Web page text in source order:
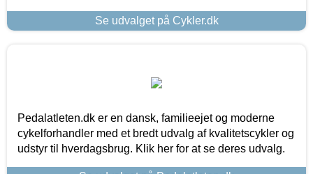
Se udvalget på Cykler.dk
Pedalatleten.dk er en dansk, familieejet og moderne
cykelforhandler med et bredt udvalg af kvalitetscykler og
udstyr til hverdagsbrug. Klik her for at se deres udvalg.